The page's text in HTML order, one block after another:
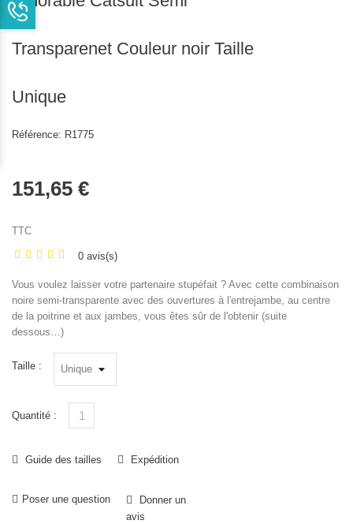
Transparenet Couleur noir Taille
Unique
Référence: R1775
151,65 €
TTC
0 avis(s)
Vous voulez laisser votre partenaire stupéfait ? Avec cette combinaison
noire semi-transparente avec des ouvertures à l'entrejambe, au centre
de la poitrine et aux jambes, vous êtes sûr de l'obtenir (suite
dessous…)
Taille :
Quantité :
Guide des tailles Expédition
Poser une question
Donner un
avis